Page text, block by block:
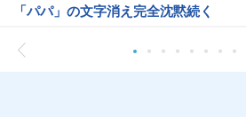
「パパ」の文字消え完全沈黙続く